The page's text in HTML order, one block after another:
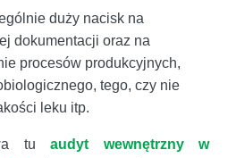
duży nacisk na
dokumentacji oraz na
procesów produkcyjnych,
tego, czy nie
leku itp.
tu audyt wewnętrzny w